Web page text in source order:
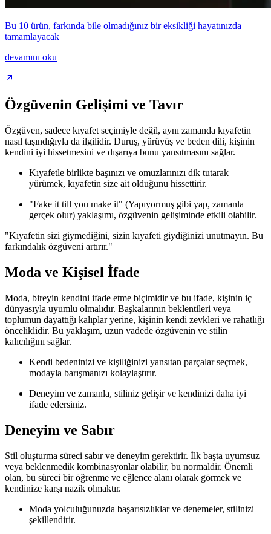
Bu 10 ürün, farkında bile olmadığınız bir eksikliği hayatınızda
tamamlayacak
devamını oku
Özgüvenin Gelişimi ve Tavır
Özgüven, sadece kıyafet seçimiyle değil, aynı zamanda kıyafetin
nasıl taşındığıyla da ilgilidir. Duruş, yürüyüş ve beden dili, kişinin
kendini iyi hissetmesini ve dışarıya bunu yansıtmasını sağlar.
Kıyafetle birlikte başınızı ve omuzlarınızı dik tutarak
yürümek, kıyafetin size ait olduğunu hissettirir.
"Fake it till you make it" (Yapıyormuş gibi yap, zamanla
gerçek olur) yaklaşımı, özgüvenin gelişiminde etkili olabilir.
"Kıyafetin sizi giymediğini, sizin kıyafeti giydiğinizi unutmayın. Bu
farkındalık özgüveni artırır."
Moda ve Kişisel İfade
Moda, bireyin kendini ifade etme biçimidir ve bu ifade, kişinin iç
dünyasıyla uyumlu olmalıdır. Başkalarının beklentileri veya
toplumun dayattığı kalıplar yerine, kişinin kendi zevkleri ve rahatlığı
önceliklidir. Bu yaklaşım, uzun vadede özgüvenin ve stilin
kalıcılığını sağlar.
Kendi bedeninizi ve kişiliğinizi yansıtan parçalar seçmek,
modayla barışmanızı kolaylaştırır.
Deneyim ve zamanla, stiliniz gelişir ve kendinizi daha iyi
ifade edersiniz.
Deneyim ve Sabır
Stil oluşturma süreci sabır ve deneyim gerektirir. İlk başta uyumsuz
veya beklenmedik kombinasyonlar olabilir, bu normaldir. Önemli
olan, bu süreci bir öğrenme ve eğlence alanı olarak görmek ve
kendinize karşı nazik olmaktır.
Moda yolculuğunuzda başarısızlıklar ve denemeler, stilinizi
şekillendirir.